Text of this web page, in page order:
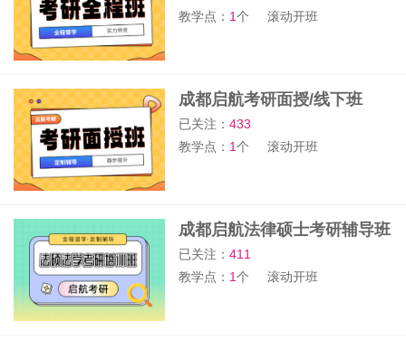
教学点： 1个 滚动开班
成都启航考研面授/线下班
已关注：433
教学点： 1个 滚动开班
成都启航法律硕士考研辅导班
已关注：411
教学点： 1个 滚动开班